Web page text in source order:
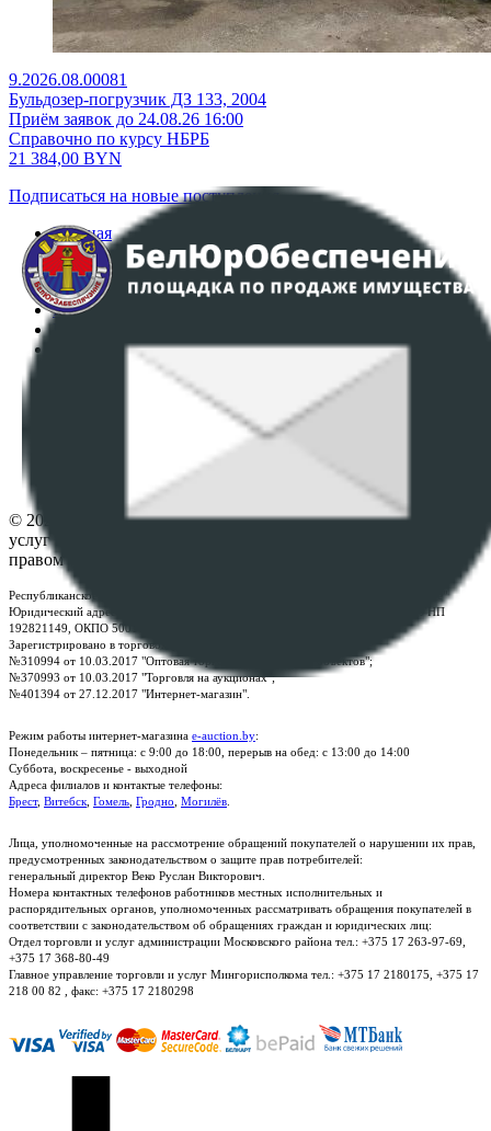
9.2026.08.00081
Бульдозер-погрузчик ДЗ 133, 2004
Приём заявок до 24.08.26 16:00
Справочно по курсу НБРБ
21 384,00 BYN
Подписаться на новые поступления
Главная
Аукционы
Интернет-магазин
Регламент организации и проведения торгов
Политика в отношении обработки персональных
ПОЛОЖЕНИЕ О ПОЛИТИКЕ ОБРАБОТКИ COOKIE-
Настройки cookie-файлов
© 2026 Республиканское унитарное предприятие по оказанию
услуг "БелЮрОбеспечение" - Все права защищены авторским
правом
Республиканское унитарное предприятие по оказанию услуг "БелЮрОбеспечение"
Юридический адрес: г. Минск, пр-т. Дзержинского, 1Б, e-mail:
, УНП
192821149, ОКПО 500111895000
Зарегистрировано в торговом реестре Республики Беларусь:
№310994 от 10.03.2017 "Оптовая торговля без торговых объектов";
№370993 от 10.03.2017 "Торговля на аукционах";
№401394 от 27.12.2017 "Интернет-магазин".
Режим работы интернет-магазина e-auction.by:
Понедельник – пятница: с 9:00 до 18:00, перерыв на обед: с 13:00 до 14:00
Суббота, воскресенье - выходной
Адреса филиалов и контактые телефоны:
Брест, Витебск Гомель Гродно Могилёв
Лица, уполномоченные на рассмотрение обращений покупателей о нарушении их прав,
предусмотренных законодательством о защите прав потребителей:
генеральный директор Веко Руслан Викторович.
Номера контактных телефонов работников местных исполнительных и
распорядительных органов, уполномоченных рассматривать обращения покупателей в
соответствии с законодательством об обращениях граждан и юридических лиц:
Отдел торговли и услуг администрации Московского района тел.: +375 17 263-97-69,
+375 17 368-80-49
Главное управление торговли и услуг Мингорисполкома тел.: +375 17 2180175, +375 17
218 00 82 , факс: +375 17 2180298